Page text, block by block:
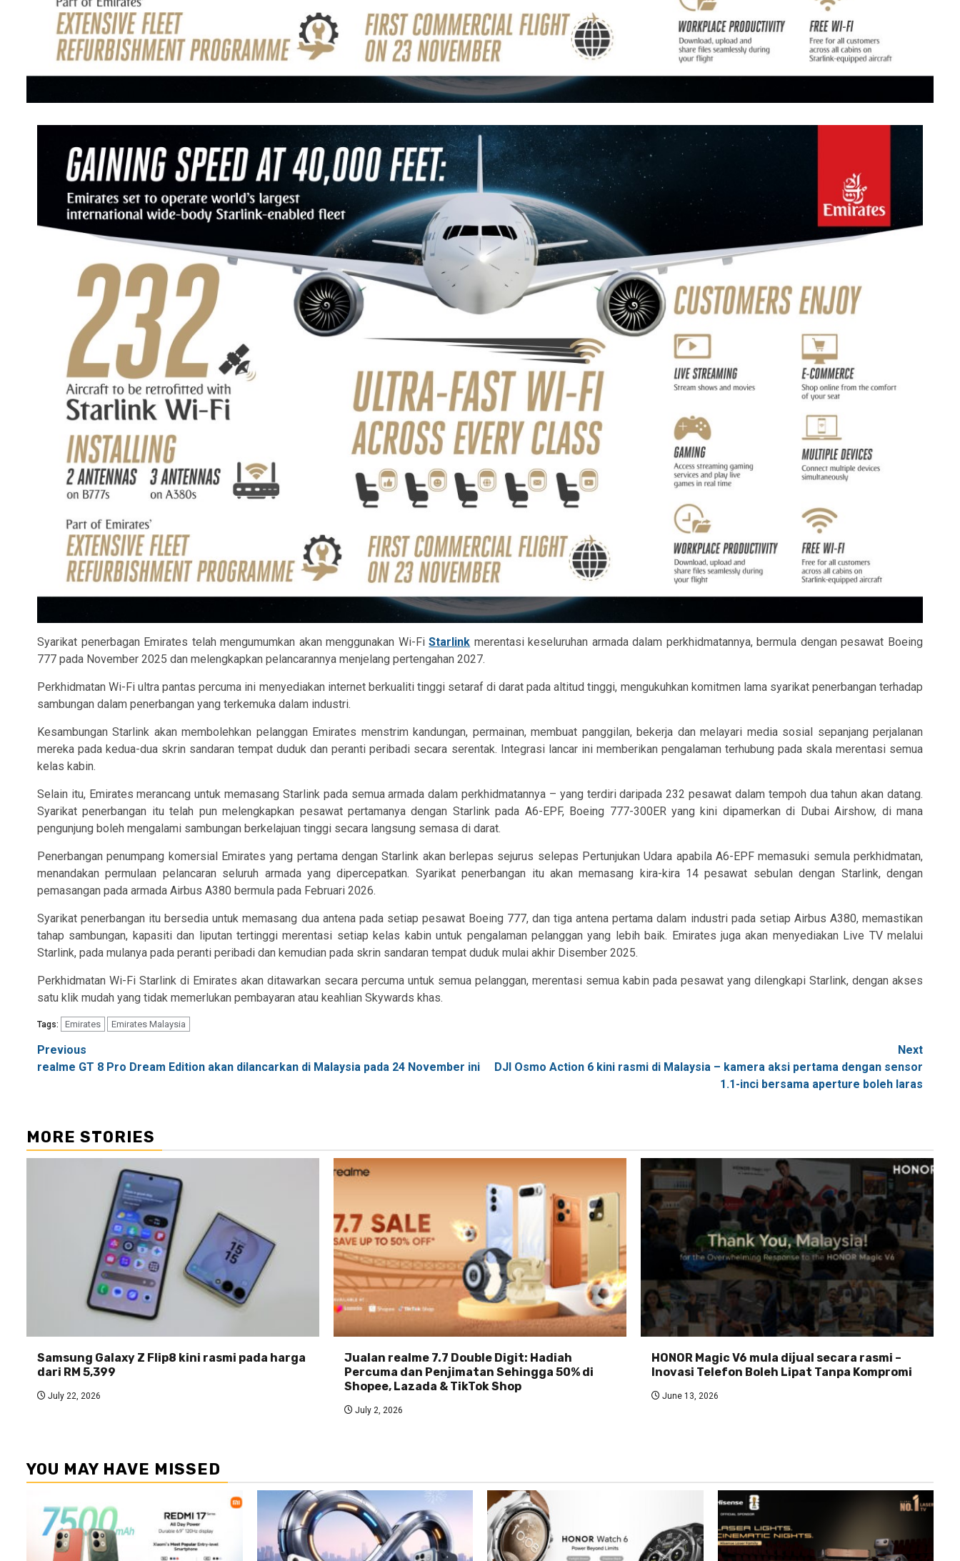
Syarikat penerbagan Emirates telah mengumumkan akan menggunakan Wi-FiStarlink merentasi keseluruhan armada dalam perkhidmatannya, bermula dengan pesawat Boeing
777 pada November 2025 dan melengkapkan pelancarannya menjelang pertengahan 2027.
Perkhidmatan Wi-Fi ultra pantas percuma ini menyediakan internet berkualiti tinggi setaraf di darat pada altitud tinggi, mengukuhkan komitmen lama syarikat penerbangan terhadap
sambungan dalam penerbangan yang terkemuka dalam industri.
Kesambungan Starlink akan membolehkan pelanggan Emirates menstrim kandungan, permainan, membuat panggilan, bekerja dan melayari media sosial sepanjang perjalanan
mereka pada kedua-dua skrin sandaran tempat duduk dan peranti peribadi secara serentak. Integrasi lancar ini memberikan pengalaman terhubung pada skala merentasi semua
kelas kabin.
Selain itu, Emirates merancang untuk memasang Starlink pada semua armada dalam perkhidmatannya – yang terdiri daripada 232 pesawat dalam tempoh dua tahun akan datang.
Syarikat penerbangan itu telah pun melengkapkan pesawat pertamanya dengan Starlink pada A6-EPF, Boeing 777-300ER yang kini dipamerkan di Dubai Airshow, di mana
pengunjung boleh mengalami sambungan berkelajuan tinggi secara langsung semasa di darat.
Penerbangan penumpang komersial Emirates yang pertama dengan Starlink akan berlepas sejurus selepas Pertunjukan Udara apabila A6-EPF memasuki semula perkhidmatan,
menandakan permulaan pelancaran seluruh armada yang dipercepatkan. Syarikat penerbangan itu akan memasang kira-kira 14 pesawat sebulan dengan Starlink, dengan
pemasangan pada armada Airbus A380 bermula pada Februari 2026.
Syarikat penerbangan itu bersedia untuk memasang dua antena pada setiap pesawat Boeing 777, dan tiga antena pertama dalam industri pada setiap Airbus A380, memastikan
tahap sambungan, kapasiti dan liputan tertinggi merentasi setiap kelas kabin untuk pengalaman pelanggan yang lebih baik. Emirates juga akan menyediakan Live TV melalui
Starlink, pada mulanya pada peranti peribadi dan kemudian pada skrin sandaran tempat duduk mulai akhir Disember 2025.
Perkhidmatan Wi-Fi Starlink di Emirates akan ditawarkan secara percuma untuk semua pelanggan, merentasi semua kabin pada pesawat yang dilengkapi Starlink, dengan akses
satu klik mudah yang tidak memerlukan pembayaran atau keahlian Skywards khas.
Tags: Emirates Emirates Malaysia
Post
navigation
Previous
realme GT 8 Pro Dream Edition akan dilancarkan di Malaysia pada 24 November ini
Next
DJI Osmo Action 6 kini rasmi di Malaysia – kamera aksi pertama dengan sensor
1.1-inci bersama aperture boleh laras
MORE STORIES
Samsung Galaxy Z Flip8 kini rasmi pada harga
dari RM 5,399
July 22, 2026
Jualan realme 7.7 Double Digit: Hadiah
Percuma dan Penjimatan Sehingga 50% di
Shopee, Lazada & TikTok Shop
July 2, 2026
HONOR Magic V6 mula dijual secara rasmi –
Inovasi Telefon Boleh Lipat Tanpa Kompromi
June 13, 2026
YOU MAY HAVE MISSED